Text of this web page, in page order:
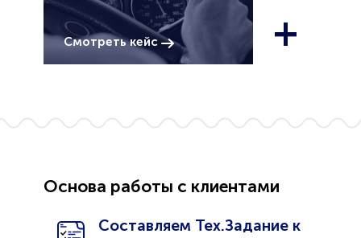
Смотреть кейс +
Основа работы с клиентами
Составляем Тех.Задание к